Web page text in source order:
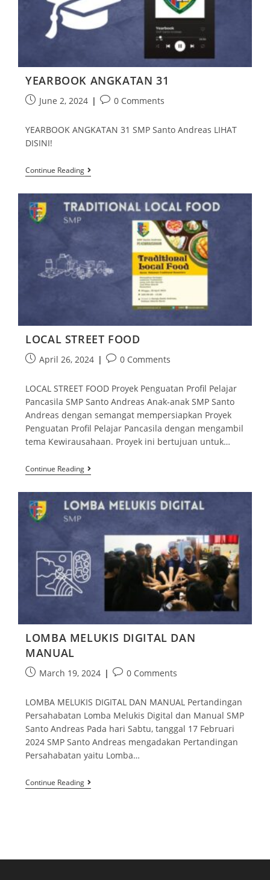
YEARBOOK ANGKATAN 31
June 2, 2024 0 Comments
YEARBOOK ANGKATAN 31 SMP Santo Andreas LIHAT
DISINI!
Continue Reading
LOCAL STREET FOOD
April 26, 2024 0 Comments
LOCAL STREET FOOD Proyek Penguatan Profil Pelajar
Pancasila SMP Santo Andreas Anak-anak SMP Santo
Andreas dengan semangat mempersiapkan Proyek
Penguatan Profil Pelajar Pancasila dengan mengambil
tema Kewirausahaan. Proyek ini bertujuan untuk…
Continue Reading
LOMBA MELUKIS DIGITAL DAN
MANUAL
March 19, 2024 0 Comments
LOMBA MELUKIS DIGITAL DAN MANUAL Pertandingan
Persahabatan Lomba Melukis Digital dan Manual SMP
Santo Andreas Pada hari Sabtu, tanggal 17 Februari
2024 SMP Santo Andreas mengadakan Pertandingan
Persahabatan yaitu Lomba…
Continue Reading